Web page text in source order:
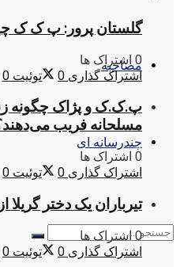
مصاحبه
چندرسانه ای
گلستان پرور: پ ک ک
0 اشتراک ها
اشتراک گذاری 0 توئیت 0
پ.ک.ک و پژاک چگونه
مسلحانه فریب
0 اشتراک ها
اشتراک گذاری 0 توئیت 0
تیرباران یک دختر
0 اشتراک ها
اشتراک گذاری 0 توئیت 0